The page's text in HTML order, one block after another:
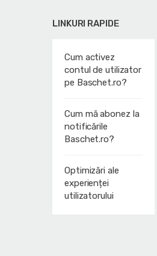
LINKURI RAPIDE
Cum activez
contul de utilizator
pe Baschet.ro?
Cum mă abonez la
notificările
Baschet.ro?
Optimizări ale
experienței
utilizatorului